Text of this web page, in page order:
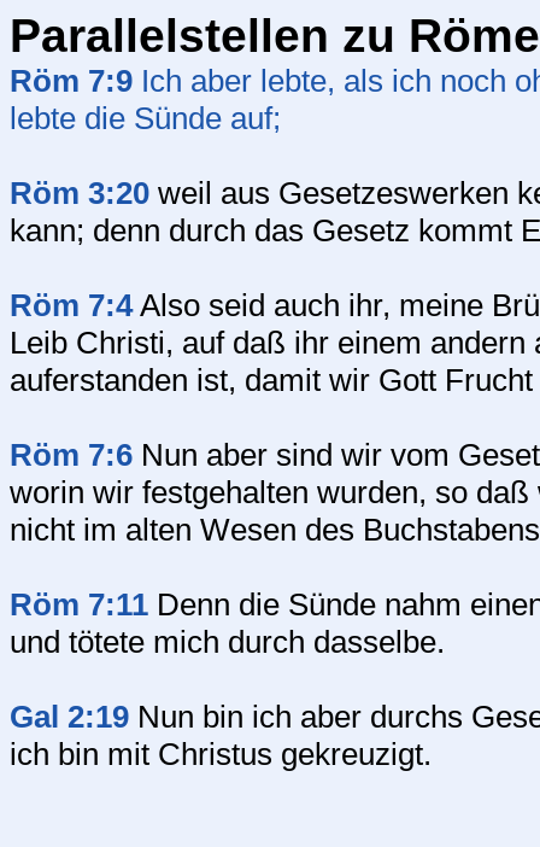
Parallelstellen zu
Röm 7:9 Ich aber lebte, als ich noch
lebte die Sünde auf;
Röm 3:20 weil aus Gesetzeswerken
kann; denn durch das Gesetz kommt
Röm 7:4Also seid auch ihr, meine
Leib Christi, auf daß ihr einem
auferstanden ist, damit wir Gott
Röm 7:6 Nun aber sind wir vom
worin wir festgehalten wurden, so
nicht im alten Wesen des
Röm 7:11 Denn die Sünde nahm
und tötete mich durch dasselbe.
Gal 2:19 Nun bin ich aber durchs
ich bin mit Christus gekreuzigt.